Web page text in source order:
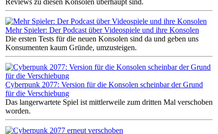
Mehr Spieler: Der Podcast über Videospiele und ihre Konsolen
Die ersten Tests für die neuen Konsolen sind da und geben uns
Konsumenten kaum Gründe, umzusteigen.
Cyberpunk 2077: Version für die Konsolen scheinbar der Grund
für die Verschiebung
Das langerwartete Spiel ist mittlerweile zum dritten Mal verschoben
worden.